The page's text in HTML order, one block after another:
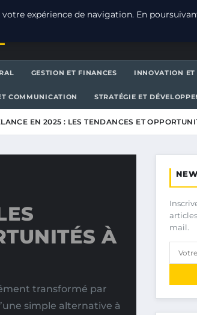
GESTION ET FINANCES INNOVATION ET
COMMUNICATION STRATÉGIE ET
EN 2025 : LES TENDANCES ET
À
transformé par
simple alternative à
mail.
expérience de navigation. En